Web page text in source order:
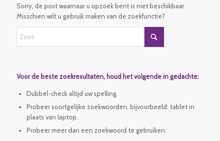
Sorry, de post waarnaar u opzoek bent is niet beschikbaar.
Misschien wilt u gebruik maken van de zoekfunctie?
Voor de beste zoekresultaten, houd het volgende in gedachte:
Dubbel-check altijd uw spelling.
Probeer soortgelijke zoekwoorden, bijvoorbeeld: tablet in
plaats van laptop.
Probeer meer dan een zoekwoord te gebruiken.